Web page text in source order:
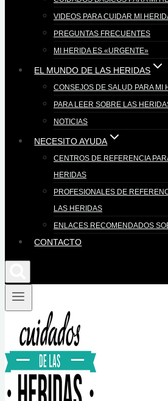
VIDEOS PARA CUIDAR MI
PREGUNTAS FRECUENTES
MI HERIDA ES «URGENTE»
EL MUNDO DE LAS HERIDAS
CONSEJOS DE SALUD PARA MI
PARA LEER SOBRE LAS
NOTICIAS
NECESITO AYUDA
CENTROS DE REFERENCIA
HERIDAS
PROFESIONALES DE
LAS HERIDAS
ENLACES RECOMENDADOS
CONTACTO